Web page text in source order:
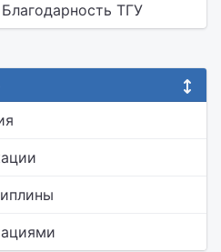
Благодарность ТГУ